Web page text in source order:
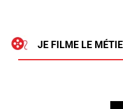
JE FILME LE